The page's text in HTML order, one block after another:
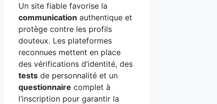
Un site fiable favorise la
communication authentique et
protège contre les profils
douteux. Les plateformes
reconnues mettent en place
des vérifications d’identité, des
tests de personnalité et un
questionnaire complet à
l’inscription pour garantir la